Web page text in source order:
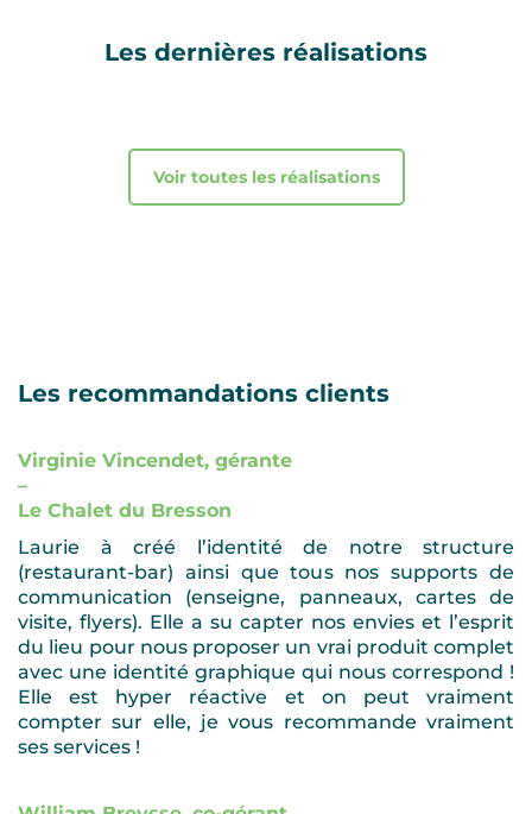
Les dernières réalisations
Voir toutes les réalisations
Les recommandations clients
Virginie Vincendet, gérante
–
Le Chalet du Bresson
Laurie à créé l’identité de notre structure
(restaurant-bar) ainsi que tous nos supports de
communication (enseigne, panneaux, cartes de
visite, flyers). Elle a su capter nos envies et l’esprit
du lieu pour nous proposer un vrai produit complet
avec une identité graphique qui nous correspond !
Elle est hyper réactive et on peut vraiment
compter sur elle, je vous recommande vraiment
ses services !